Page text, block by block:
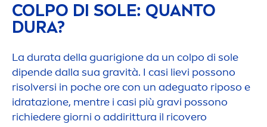
COLPO DI SOLE: QUANTO
DURA?
La durata della guarigione da un colpo di sole
dipende dalla sua gravità. I casi lievi possono
risolversi in poche ore con un adeguato riposo e
idratazione, mentre i casi più gravi possono
richiedere giorni o addirittura il ricovero